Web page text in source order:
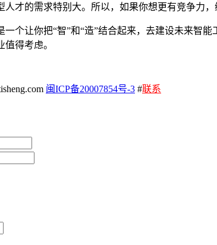
才的需求特别大。所以，如果你想更有竞争力
个让你把“智”和“造”结合起来，去建设未来智
得考虑。
闽ICP备20007854号-3 #联系